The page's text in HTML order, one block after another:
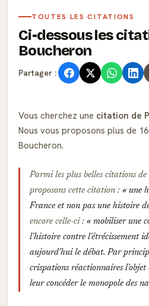
TOUTES LES CITATIONS
Ci-dessous les
Boucheron
Partager :
Vous cherchez une citation de
Nous vous proposons plus de
Boucheron.
Parmi les plus belles citations de
proposons cette citation :
une
France et non pas une histoire
encore celle-ci :
mobiliser une
l'histoire contre l'étrécissement
aujourd'hui le débat. Par
crispations réactionnaires
leur concéder le monopole des